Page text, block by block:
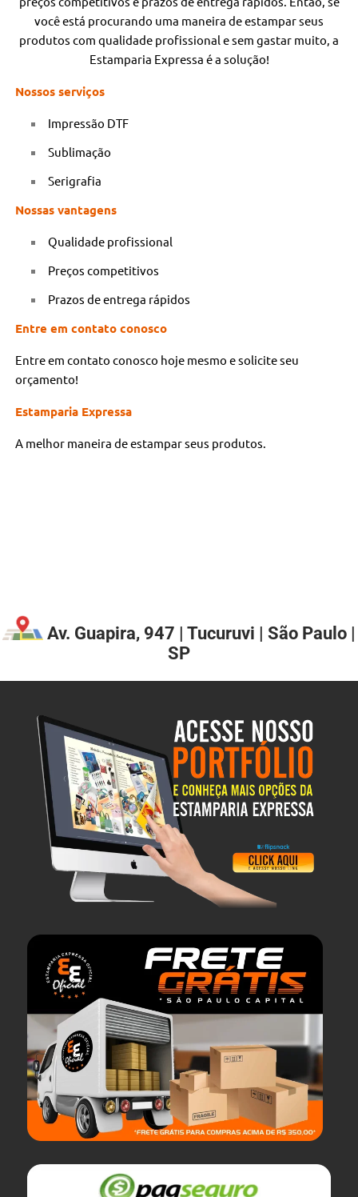
você está procurando uma maneira de estampar seus
produtos com qualidade profissional e sem gastar muito, a
Estamparia Expressa é a solução!
Nossos serviços
Impressão DTF
Sublimação
Serigrafia
Nossas vantagens
Qualidade profissional
Preços competitivos
Prazos de entrega rápidos
Entre em contato conosco
Entre em contato conosco hoje mesmo e solicite seu
orçamento!
Estamparia Expressa
A melhor maneira de estampar seus produtos.
Av. Guapira, 947 | Tucuruvi | São Paulo |
SP